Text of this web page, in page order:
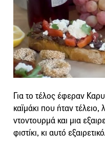
Για το τέλος έφεραν
καϊμάκι που ήταν τέλειο,
ντοντουρμά και μια
φιστίκι, κι αυτό εξαιρετικό.